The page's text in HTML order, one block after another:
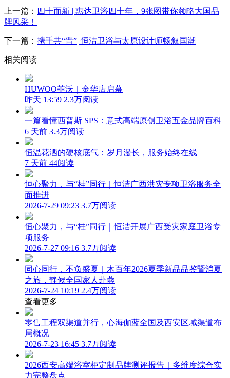
上一篇： 四十而新 | 惠达卫浴四十年，9张图带你领略大国品
牌风采！
下一篇： 携手共“晋”| 恒洁卫浴与太原设计师畅叙国潮
相关阅读
HUWOO菲沃｜金华店启幕
昨天 13:59 2.3万阅读
一篇看懂西普斯 SPS：意式高端原创卫浴五金品牌百科
6 天前 3.3万阅读
恒温花洒的硬核底气：岁月漫长，服务始终在线
7 天前 44阅读
恒心聚力，与“桂”同行｜恒洁广西洪灾专项卫浴服务全
面推进
2026-7-29 09:23 3.7万阅读
恒心聚力，与“桂”同行｜恒洁开展广西受灾家庭卫浴专
项服务
2026-7-27 09:16 3.7万阅读
同心同行，不负盛夏｜木百年2026夏季新品品鉴暨消夏
之旅，静候全国家人赴蓉
2026-7-24 10:19 2.4万阅读
查看更多
零售工程双渠道并行，心海伽蓝全国及西安区域渠道布
局概况
2026-7-23 16:45 3.7万阅读
2026西安高端浴室柜定制品牌测评报告｜多维度综合实
力完整盘点